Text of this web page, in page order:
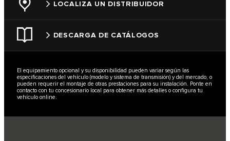
LOCALIZA UN DISTRIBUIDOR
DESCARGA DE CATÁLOGOS
El equipamiento opcional y su disponibilidad pueden variar según las
especificaciones del vehículo (modelo y sistema de transmisión) y del mercado, o
pueden requerir el montaje de otras prestaciones para su instalación. Ponte en
contacto con tu concesionario local para obtener más detalles o configura tu
vehículo online.